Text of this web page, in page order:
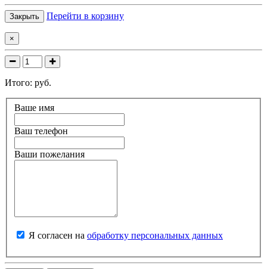
Закрыть Перейти в корзину
×
Итого: руб.
Ваше имя
Ваш телефон
Ваши пожелания
Я согласен на обработку персональных данных